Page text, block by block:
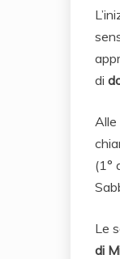
di
Alle
(1°
Le
di